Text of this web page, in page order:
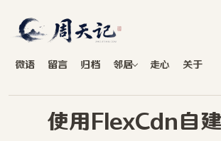
微语 留言 归档 邻居 走心 关于
使用FlexCdn自